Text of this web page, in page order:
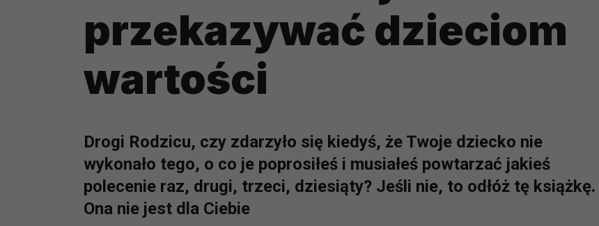
przekazywać dzieciom
wartości
Drogi Rodzicu, czy zdarzyło się kiedyś, że Twoje dziecko nie
wykonało tego, o co je poprosiłeś i musiałeś powtarzać jakieś
polecenie raz, drugi, trzeci, dziesiąty? Jeśli nie, to odłóż tę książkę.
Ona nie jest dla Ciebie